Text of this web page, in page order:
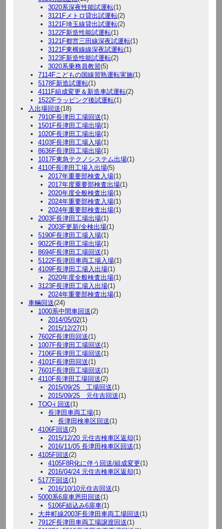
3020系深夜性能試運転(1)
3121Fメトロ貸出試運転(2)
3121F埼玉線貸出試運転(2)
3122F新造性能試運転(1)
3121F都営三田線深夜試運転(1)
3121F東横線線深夜試運転(1)
3123F新造性能試運転(2)
3020系乗務員教習(5)
7114Fこどもの国線習熟運転実施(1)
5178F新造試運転(1)
4111F組成変更＆新造車試運転(2)
1522Fラッピング後試運転(1)
入出場回送(18)
7910F長津田工場回送(1)
1501F長津田工場出場(1)
1020F長津田工場出場(1)
4103F長津田工場入場(1)
8636F長津田工場出場(1)
1017F東急テクノシステム出場(1)
4110F長津田工場入出場(5)
2017年重要部検査入場(1)
2017年度重要部検査出場(1)
2020年度全般検査出場(1)
2024年重要部検査入場(1)
2024年重要部検査出場(1)
2003F長津田工場出場(1)
2003F更新/全検出場(1)
5190F長津田工場入場(1)
9022F長津田工場出場(1)
8694F長津田工場回送(1)
5122F長津田車両工場入場(1)
4109F長津田工場入出場(1)
2020年度全般検査出場(1)
3123F長津田工場入出場(1)
2024年重要部検査出場(1)
車輛回送(24)
1000系中間車回送(2)
2014/05/02(1)
2015/12/27(1)
7602F長津田回送(1)
1007F長津田工場回送(1)
7106F長津田工場回送(1)
4101F長津田回送(1)
7601F長津田工場回送(1)
4110F長津田工場回送(2)
2015/09/25 工場回送(1)
2015/09/25 元住吉回送(1)
TOQ-i 回送(1)
長津田車両工場(1)
長津田検車区回送(1)
4106F回送(2)
2015/12/20 元住吉検車区返却(1)
2016/11/05 長津田検車区回送(1)
4105F回送(2)
4105F8R化に伴う回送/組成変更(1)
2016/04/24 元住吉検車区返却(1)
5177F回送(1)
2016/10/10元住吉回送(1)
5000系6扉車恩田回送(1)
5106F組込み6扉車(1)
大井町線2003F長津田車両工場回送(1)
7912F長津田車両工場譲渡回送(1)